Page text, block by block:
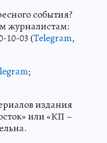
события?
журналистам:
10-03 (Telegram,
;
издания
или «КП –